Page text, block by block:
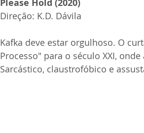
Please Hold (2020)
Direção: K.D. Dávila
Kafka deve estar orgulhoso. O
Processo" para o século XXI,
Sarcástico, claustrofóbico e